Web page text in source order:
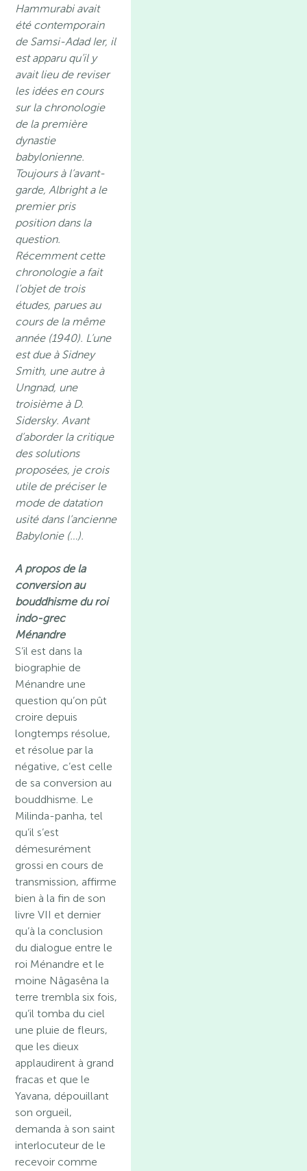
Hammurabi avait
été contemporain
de Samsi-Adad Ier, il
est apparu qu’il y
avait lieu de reviser
les idées en cours
sur la chronologie
de la première
dynastie
babylonienne.
Toujours à l’avant-
garde, Albright a le
premier pris
position dans la
question.
Récemment cette
chronologie a fait
l’objet de trois
études, parues au
cours de la même
année (1940). L’une
est due à Sidney
Smith, une autre à
Ungnad, une
troisième à D.
Sidersky. Avant
d’aborder la critique
des solutions
proposées, je crois
utile de préciser le
mode de datation
usité dans l’ancienne
Babylonie (…).
A propos de la
conversion au
bouddhisme du roi
indo-grec
Ménandre
S’il est dans la
biographie de
Ménandre une
question qu’on pût
croire depuis
longtemps résolue,
et résolue par la
négative, c’est celle
de sa conversion au
bouddhisme. Le
Milinda-panha, tel
qu’il s’est
démesurément
grossi en cours de
transmission, affirme
bien à la fin de son
livre VII et dernier
qu’à la conclusion
du dialogue entre le
roi Ménandre et le
moine Nâgasêna la
terre trembla six fois,
qu’il tomba du ciel
une pluie de fleurs,
que les dieux
applaudirent à grand
fracas et que le
Yavana, dépouillant
son orgueil,
demanda à son saint
interlocuteur de le
recevoir comme